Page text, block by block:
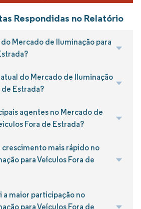
Respondidas no Relatório
Mercado de Iluminação para
do Mercado de Iluminação
de Estrada?
agentes no Mercado de
Fora de Estrada?
crescimento mais rápido no
para Veículos Fora de
a maior participação no
para Veículos Fora de